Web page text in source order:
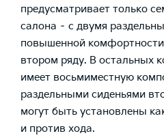
предусматривает только
салона – с двумя
повышенной
втором ряду. В остальных
имеет восьмиместную
раздельными сиденьями
могут быть установлены
и против хода.